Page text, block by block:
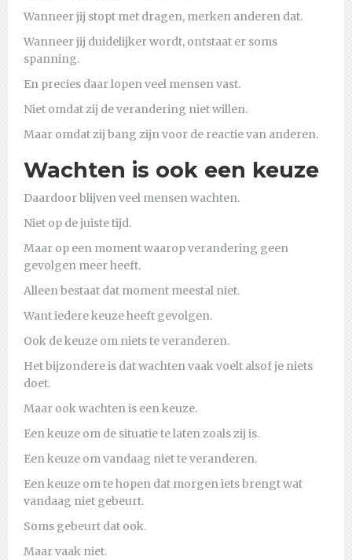
Wanneer jij stopt met dragen, merken anderen dat.
Wanneer jij duidelijker wordt, ontstaat er soms
spanning.
En precies daar lopen veel mensen vast.
Niet omdat zij de verandering niet willen.
Maar omdat zij bang zijn voor de reactie van anderen.
Wachten is ook een keuze
Daardoor blijven veel mensen wachten.
Niet op de juiste tijd.
Maar op een moment waarop verandering geen
gevolgen meer heeft.
Alleen bestaat dat moment meestal niet.
Want iedere keuze heeft gevolgen.
Ook de keuze om niets te veranderen.
Het bijzondere is dat wachten vaak voelt alsof je niets
doet.
Maar ook wachten is een keuze.
Een keuze om de situatie te laten zoals zij is.
Een keuze om vandaag niet te veranderen.
Een keuze om te hopen dat morgen iets brengt wat
vandaag niet gebeurt.
Soms gebeurt dat ook.
Maar vaak niet.